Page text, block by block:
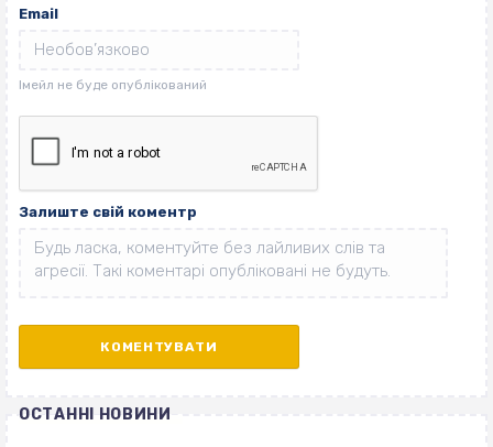
Email
Залиште свій коментр
ОСТАННІ НОВИНИ